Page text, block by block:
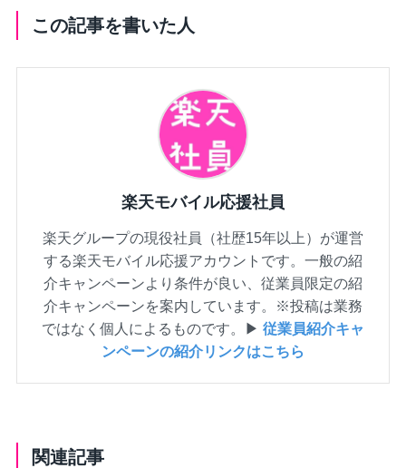
この記事を書いた人
楽天モバイル応援社員
楽天グループの現役社員（社歴15年以上）が運営
する楽天モバイル応援アカウントです。一般の紹
介キャンペーンより条件が良い、従業員限定の紹
介キャンペーンを案内しています。※投稿は業務
ではなく個人によるものです。▶ 従業員紹介キャ
ンペーンの紹介リンクはこちら
関連記事